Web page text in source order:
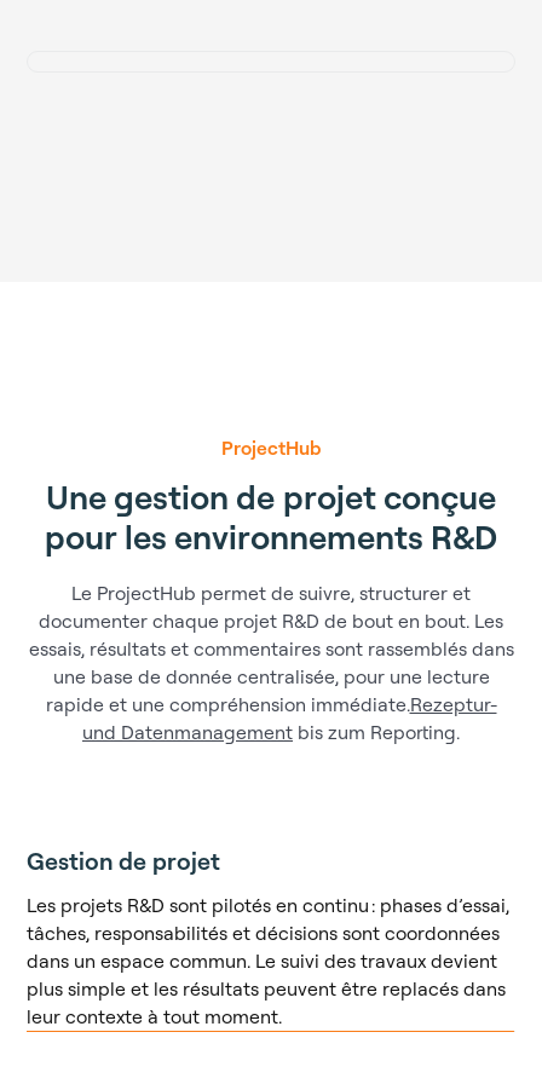
ProjectHub
Une gestion de projet conçue
pour les environnements R&D
Le ProjectHub permet de suivre, structurer et
documenter chaque projet R&D de bout en bout. Les
essais, résultats et commentaires sont rassemblés dans
une base de donnée centralisée, pour une lecture
rapide et une compréhension immédiate.Rezeptur-
und Datenmanagement bis zum Reporting.
Gestion de projet
Les projets R&D sont pilotés en continu : phases d’essai,
tâches, responsabilités et décisions sont coordonnées
dans un espace commun. Le suivi des travaux devient
plus simple et les résultats peuvent être replacés dans
leur contexte à tout moment.
Pilotage des essais
Chaque essai est planifié, suivi et documenté dans sa
continuité. Objectifs, méthodes, conditions opératoires